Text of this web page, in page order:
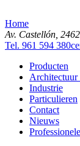
Home
Av. Castellón, 2
Tel. 961 594 380
Producten
Industrie
Particulieren
Contact
Nieuws